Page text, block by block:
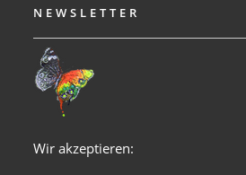
NEWSLETTER
Wir akzeptieren: